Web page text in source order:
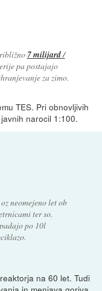
7 milijard/
pa postajajo
za zimo.
TES. Pri obnovljivih
narocil 1:100.
neomejeno let ob
ter so.
po 10l
na 60 let. Tudi